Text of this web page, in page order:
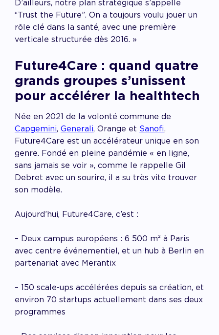
D’ailleurs, notre plan stratégique s’appelle
“Trust the Future”. On a toujours voulu jouer un
rôle clé dans la santé, avec une première
verticale structurée dès 2016. »
Future4Care : quand quatre
grands groupes s’unissent
pour accélérer la healthtech
Née en 2021 de la volonté commune de
Capgemini, Generali, Orange et Sanofi,
Future4Care est un accélérateur unique en son
genre. Fondé en pleine pandémie « en ligne,
sans jamais se voir », comme le rappelle Gil
Debret avec un sourire, il a su très vite trouver
son modèle.
Aujourd’hui, Future4Care, c’est :
– Deux campus européens : 6 500 m² à Paris
avec centre événementiel, et un hub à Berlin en
partenariat avec Merantix
– 150 scale-ups accélérées depuis sa création, et
environ 70 startups actuellement dans ses deux
programmes